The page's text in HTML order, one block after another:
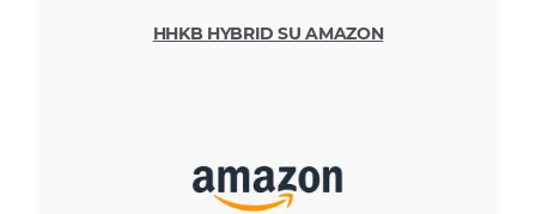
HHKB HYBRID SU AMAZON